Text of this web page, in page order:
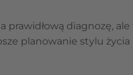
diagnozę, ale
planowanie stylu życia